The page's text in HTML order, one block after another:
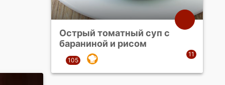
Острый томатный суп с
бараниной и рисом